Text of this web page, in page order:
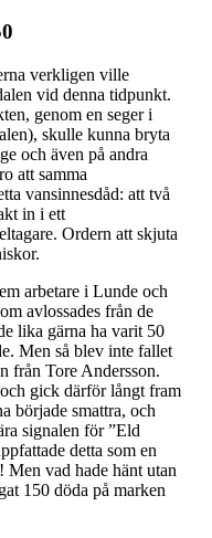
verkligen ville
vid denna tidpunkt.
genom en seger i
skulle kunna bryta
och även på andra
att samma
vansinnesdåd: att två
in i ett
Ordern att skjuta
arbetare i Lunde och
avlossades från de
lika gärna ha varit 50
Men så blev inte fallet
från Tore Andersson.
gick därför långt fram
började smattra, och
signalen för ”Eld
detta som en
vad hade hänt utan
150 döda på marken